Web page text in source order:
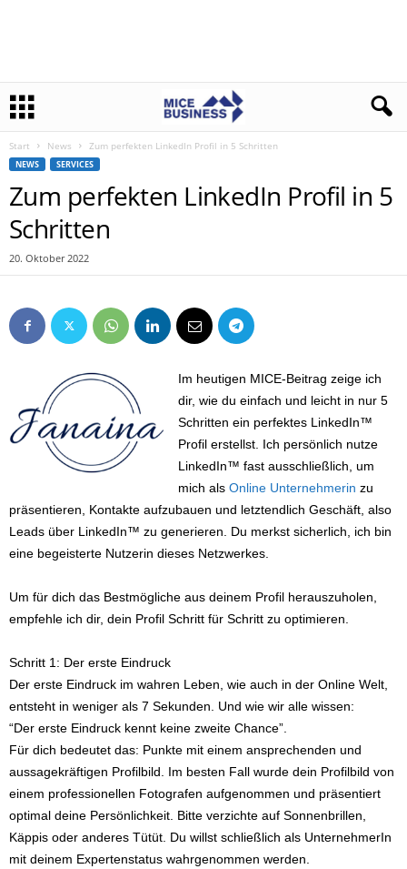
Start News Zum perfekten LinkedIn Profil in 5 Schritten
NEWS SERVICES
Zum perfekten LinkedIn Profil in 5
Schritten
20. Oktober 2022
Im heutigen MICE-Beitrag zeige ich
dir, wie du einfach und leicht in nur 5
Schritten ein perfektes LinkedIn™
Profil erstellst. Ich persönlich nutze
LinkedIn™ fast ausschließlich, um
mich alsOnline Unternehmerin zu
präsentieren, Kontakte aufzubauen und letztendlich Geschäft, also
Leads über LinkedIn™ zu generieren. Du merkst sicherlich, ich bin
eine begeisterte Nutzerin dieses Netzwerkes.
Um für dich das Bestmögliche aus deinem Profil herauszuholen,
empfehle ich dir, dein Profil Schritt für Schritt zu optimieren.
Schritt 1: Der erste Eindruck
Der erste Eindruck im wahren Leben, wie auch in der Online Welt,
entsteht in weniger als 7 Sekunden. Und wie wir alle wissen:
“Der erste Eindruck kennt keine zweite Chance”.
Für dich bedeutet das: Punkte mit einem ansprechenden und
aussagekräftigen Profilbild. Im besten Fall wurde dein Profilbild von
einem professionellen Fotografen aufgenommen und präsentiert
optimal deine Persönlichkeit. Bitte verzichte auf Sonnenbrillen,
Käppis oder anderes Tütüt. Du willst schließlich als UnternehmerIn
mit deinem Expertenstatus wahrgenommen werden.